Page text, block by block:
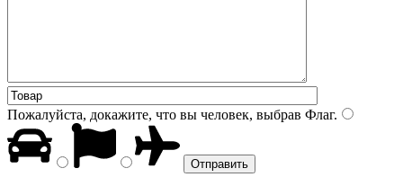
Пожалуйста, докажите, что вы человек, выбрав Флаг.